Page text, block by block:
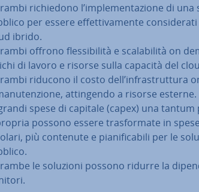
ri­chie­do­no l’im­ple­men­ta­zio­ne di una
per essere ef­fet­ti­va­men­te
ibrido.
offrono fles­si­bi­li­tà e sca­la­bi­li­tà on
di lavoro e risorse sulla capacità del
riducono il costo dell’in­fra­strut­tu­ra
at­tin­gen­do a risorse esterne.
spese di capitale (capex) una
possono essere tra­sfor­ma­te in
più contenute e pia­ni­fi­ca­bi­li per le
le soluzioni possono ridurre la